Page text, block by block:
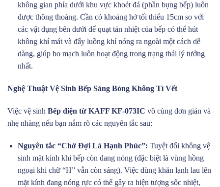
không gian phía dưới khu vực khoét đá (phần bụng bếp) luôn
được thông thoáng. Cần có khoảng hở tối thiểu 15cm so với
các vật dụng bên dưới để quạt tản nhiệt của bếp có thể hút
không khí mát và đẩy luồng khí nóng ra ngoài một cách dễ
dàng, giúp bo mạch luôn hoạt động trong trạng thái lý tưởng
nhất.
Nghệ Thuật Vệ Sinh Bếp Sáng Bóng Không Tì Vết
Việc vệ sinh Bếp điện từ KAFF KF-073IC vô cùng đơn giản và
nhẹ nhàng nếu bạn nắm rõ các nguyên tắc sau:
Nguyên tắc “Chờ Đợi Là Hạnh Phúc”: Tuyệt đối không vệ
sinh mặt kính khi bếp còn đang nóng (đặc biệt là vùng hồng
ngoại khi chữ “H” vẫn còn sáng). Việc dùng khăn lạnh lau lên
mặt kính đang nóng rực có thể gây ra hiện tượng sốc nhiệt,